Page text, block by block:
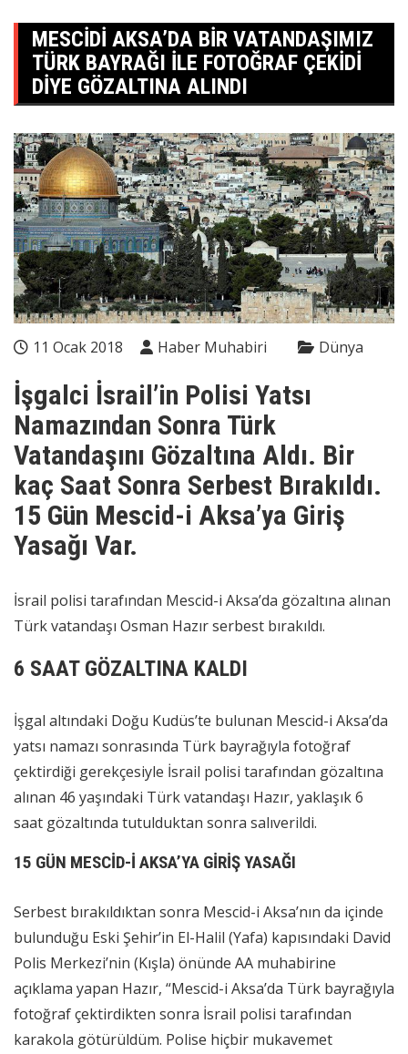
MESCIDI AKSA’DA BIR VATANDAŞIMIZ
TÜRK BAYRAĞI ILE FOTOĞRAF ÇEKIDI
DIYE GÖZALTINA ALINDI
11 Ocak 2018 Haber Muhabiri Dünya
İşgalci İsrail’in Polisi Yatsı
Namazından Sonra Türk
Vatandaşını Gözaltına Aldı. Bir
kaç Saat Sonra Serbest Bırakıldı.
15 Gün Mescid-i Aksa’ya Giriş
Yasağı Var.
İsrail polisi tarafından Mescid-i Aksa’da gözaltına alınan
Türk vatandaşı Osman Hazır serbest bırakıldı.
6 SAAT GÖZALTINA KALDI
İşgal altındaki Doğu Kudüs’te bulunan Mescid-i Aksa’da
yatsı namazı sonrasında Türk bayrağıyla fotoğraf
çektirdiği gerekçesiyle İsrail polisi tarafından gözaltına
alınan 46 yaşındaki Türk vatandaşı Hazır, yaklaşık 6
saat gözaltında tutulduktan sonra salıverildi.
15 GÜN MESCİD-İ AKSA’YA GİRİŞ YASAĞI
Serbest bırakıldıktan sonra Mescid-i Aksa’nın da içinde
bulunduğu Eski Şehir’in El-Halil (Yafa) kapısındaki David
Polis Merkezi’nin (Kışla) önünde AA muhabirine
açıklama yapan Hazır, “Mescid-i Aksa’da Türk bayrağıyla
fotoğraf çektirdikten sonra İsrail polisi tarafından
karakola götürüldüm. Polise hiçbir mukavemet